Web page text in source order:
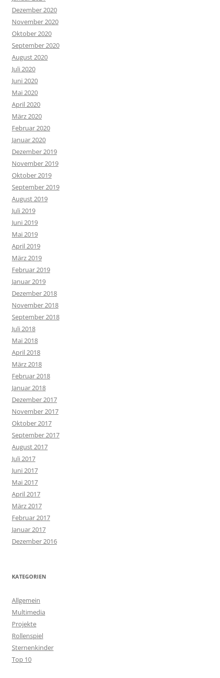
Dezember 2020
November 2020
Oktober 2020
September 2020
August 2020
Juli 2020
Juni 2020
Mai 2020
April 2020
März 2020
Februar 2020
Januar 2020
Dezember 2019
November 2019
Oktober 2019
September 2019
August 2019
Juli 2019
Juni 2019
Mai 2019
April 2019
März 2019
Februar 2019
Januar 2019
Dezember 2018
November 2018
September 2018
Juli 2018
Mai 2018
April 2018
März 2018
Februar 2018
Januar 2018
Dezember 2017
November 2017
Oktober 2017
September 2017
August 2017
Juli 2017
Juni 2017
Mai 2017
April 2017
März 2017
Februar 2017
Januar 2017
Dezember 2016
KATEGORIEN
Allgemein
Multimedia
Projekte
Rollenspiel
Sternenkinder
Top 10